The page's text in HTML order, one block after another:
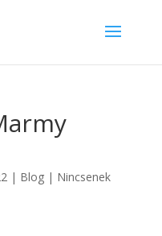
| Blog| Nincsenek